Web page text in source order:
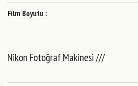
Film Boyutu :
Nikon Fotoğraf Makinesi ///